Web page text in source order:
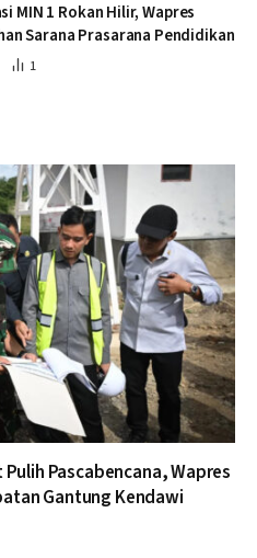
MIN 1 Rokan Hilir, Wapres
Sarana Prasarana Pendidikan
1
Pascabencana, Wapres
Gantung Kendawi